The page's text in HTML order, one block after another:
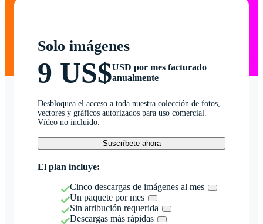
Solo imágenes
9 US$USD por mes facturado
anualmente
Desbloquea el acceso a toda nuestra colección de fotos,
vectores y gráficos autorizados para uso comercial.
Vídeo no incluido.
Suscríbete ahora
El plan incluye:
Cinco descargas de imágenes al mes
Un paquete por mes
Sin atribución requerida
Descargas más rápidas